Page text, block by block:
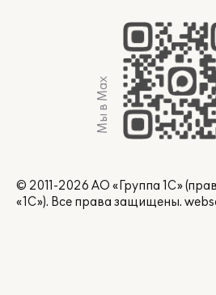
Мы в Max
© 2011-2026 АО «Группа 1С»
«1С»). Все права защищены.